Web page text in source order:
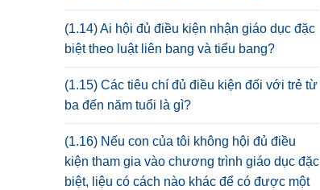
(1.14) Ai hội đủ điều kiện nhận giáo dục đặc
biệt theo luật liên bang và tiểu bang?
(1.15) Các tiêu chí đủ điều kiện đối với trẻ từ
ba đến năm tuổi là gì?
(1.16) Nếu con của tôi không hội đủ điều
kiện tham gia vào chương trình giáo dục đặc
biệt, liệu có cách nào khác để có được một